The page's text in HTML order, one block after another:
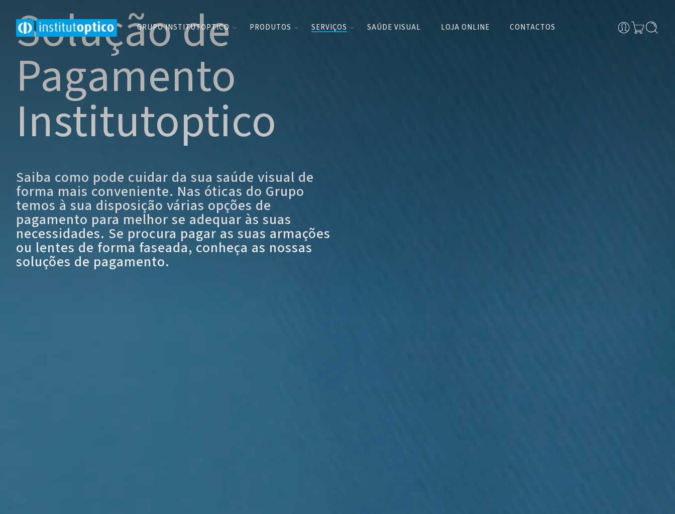
GRUPO INSTITUTOPTICO PRODUTOS SERVIÇOS SAÚDE VISUAL LOJA ONLINE CONTACTOS
Solução de
Pagamento
Institutoptico
Saiba como pode cuidar da sua saúde visual de
forma mais conveniente. Nas óticas do Grupo
temos à sua disposição várias opções de
pagamento para melhor se adequar às suas
necessidades. Se procura pagar as suas armações
ou lentes de forma faseada, conheça as nossas
soluções de pagamento.